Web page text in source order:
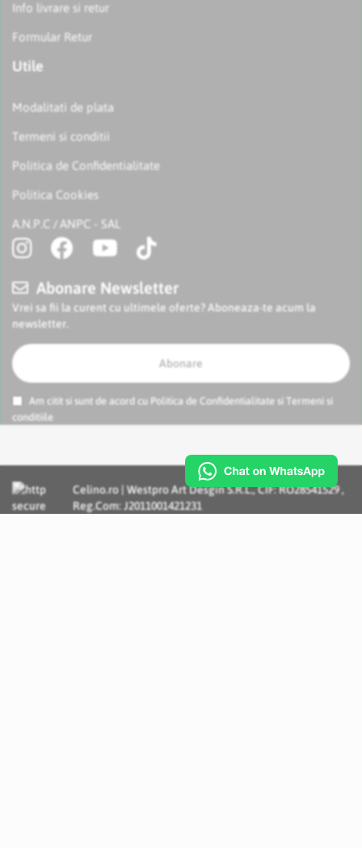
Info livrare si retur
Formular Retur
Utile
Modalitati de plata
Termeni si conditii
Politica de Confidentialitate
Politica Cookies
A.N.P.C / ANPC - SAL
Abonare Newsletter
Vrei sa fii la curent cu ultimele oferte? Aboneaza-te acum la
newsletter.
Abonare
Am citit si sunt de acord cu Politica de Confidentialitate si
Termeni si
conditiile
Celino.ro | Westpro Art Desgin S.R.L., CIF: RO28541529 ,
Reg.Com: J2011001421231